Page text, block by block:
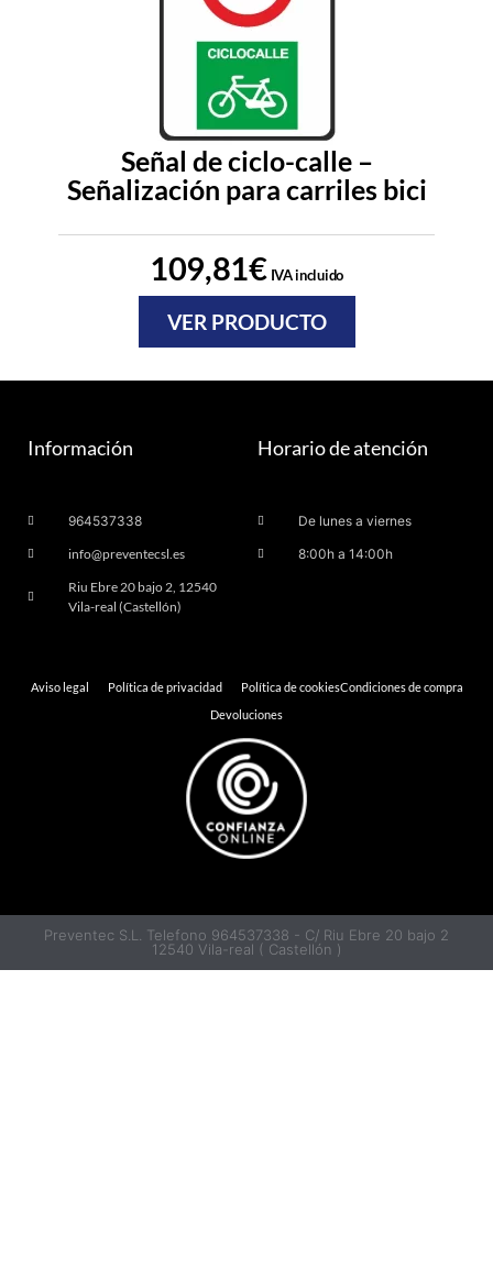
Señal de ciclo-calle –
Señalización para carriles bici
109,81€IVA incluido
VER PRODUCTO
Información
964537338
info@preventecsl.es
Riu Ebre 20 bajo 2, 12540
Vila-real (Castellón)
Horario de atención
De lunes a viernes
8:00h a 14:00h
Aviso legal Política de privacidad Política de cookiesCondiciones de compra
Devoluciones
Preventec S.L. Telefono 964537338 - C/ Riu Ebre 20 bajo 2
12540 Vila-real ( Castellón )